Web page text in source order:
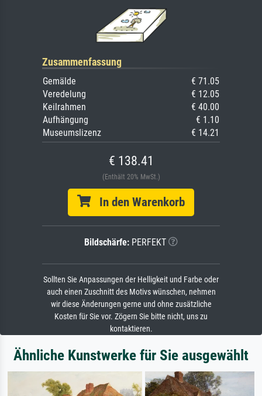
Zusammenfassung
Gemälde
€ 71.05
Veredelung
€ 12.05
Keilrahmen
€ 40.00
Aufhängung
€ 1.10
Museumslizenz
€ 14.21
€ 138.41
(Enthält 20% MwSt.)
In den Warenkorb
Bildschärfe: PERFEKT
Sollten Sie Anpassungen der Helligkeit und Farbe oder
auch einen Zuschnitt des Motivs wünschen, nehmen
wir diese Änderungen gerne und ohne zusätzliche
Kosten für Sie vor. Zögern Sie bitte nicht, uns zu
kontaktieren.
Ähnliche Kunstwerke für Sie ausgewählt